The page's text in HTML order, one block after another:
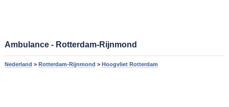
Ambulance - Rotterdam-Rijnmond
Nederland > Rotterdam-Rijnmond > Hoogvliet Rotterdam